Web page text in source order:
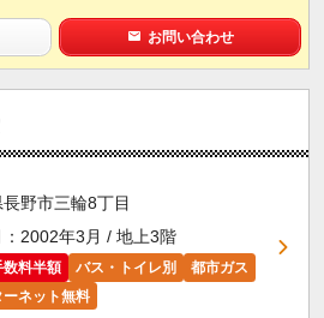
お問い合わせ
野市三輪8丁目
：2002年3月 / 地上3階
数料半額 バス・トイレ別
都市ガス
ーネット無料